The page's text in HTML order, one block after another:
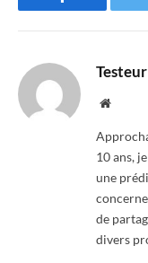
Facebook
Website
10 ans,
une
de
divers